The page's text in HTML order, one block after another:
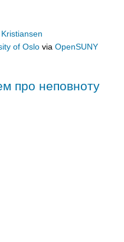
of Oslovia OpenSUNY
про неповноту